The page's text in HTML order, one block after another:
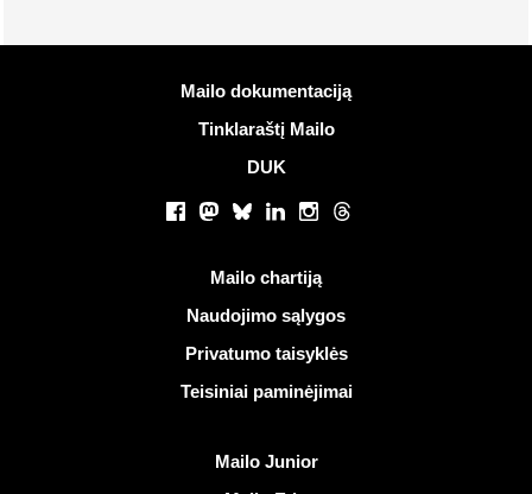
Daugiau informacijosMailo dokumentaciją
Tinklaraštį Mailo
DUK
Socialiniai tinklai
Facebook
Mastodon
BlueskyLinkedInInstagram
Threads
Naudingos nuorodosMailo chartiją
Naudojimo sąlygos
Privatumo taisyklės
Teisiniai paminėjimai
Mailo Junior